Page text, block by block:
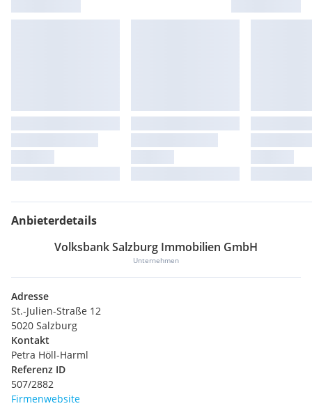
Anbieterdetails
Volksbank Salzburg Immobilien GmbH
Unternehmen
Adresse
St.-Julien-Straße 12
5020 Salzburg
Kontakt
Petra Höll-Harml
Referenz ID
507/2882
Firmenwebsite